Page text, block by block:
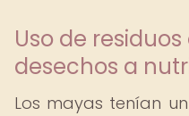
Uso de
desechos a
Los mayas tenían